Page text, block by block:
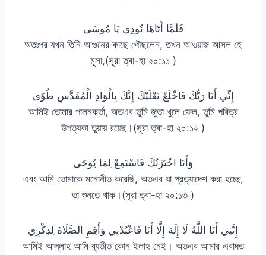
فَلَمَّا أَتَاهَا نُودِي يَا مُوسَى
অতঃপর যখন তিনি আগুনের কাছে পৌছলেন, তখন আওয়াজ আসল হে
মূসা,(সূরা ত্বা-হা ২০:১১ )
إِنِّي أَنَا رَبُّكَ فَاخْلَعْ نَعْلَيْكَ إِنَّكَ بِالْوَادِ الْمُقَدَّسِ طُوًى
আমিই তোমার পালনকর্তা, অতএব তুমি জুতা খুলে ফেল, তুমি পবিত্র
উপত্যকা তুয়ায় রয়েছ।(সূরা ত্বা-হা ২০:১২ )
وَأَنَا اخْتَرْتُكَ فَاسْتَمِعْ لِمَا يُوحَى
এবং আমি তোমাকে মনোনীত করেছি, অতএব যা প্রত্যাদেশ করা হচ্ছে,
তা শুনতে থাক।(সূরা ত্বা-হা ২০:১৩ )
إِنَّنِي أَنَا اللَّهُ لَا إِلَهَ إِلَّا أَنَا فَاعْبُدْنِي وَأَقِمِ الصَّلَاةَ لِذِكْرِي
আমিই আল্লাহ আমি ব্যতীত কোন ইলাহ নেই। অতএব আমার এবাদত